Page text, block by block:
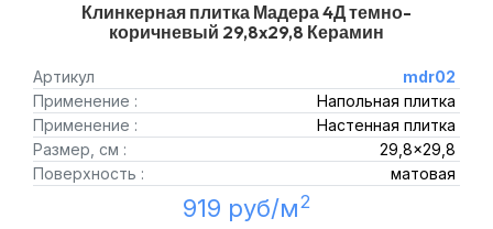
Клинкерная плитка Мадера 4Д темно-
коричневый 29,8x29,8 Керамин
Артикул
mdr02
Применение :
Напольная плитка
Применение :
Настенная плитка
Размер, см :
29,8x29,8
Поверхность :
матовая
919 руб/м2